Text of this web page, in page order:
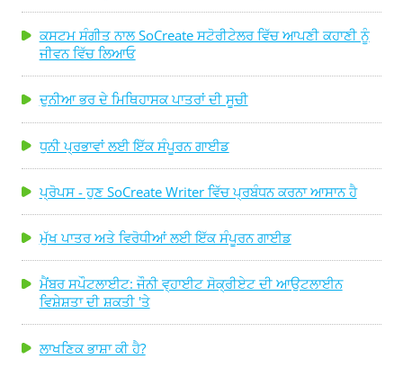
ਕਸਟਮ ਸੰਗੀਤ ਨਾਲ SoCreate ਸਟੋਰੀਟੇਲਰ ਵਿੱਚ ਆਪਣੀ ਕਹਾਣੀ ਨੂੰ
ਜੀਵਨ ਵਿੱਚ ਲਿਆਓ
ਦੁਨੀਆ ਭਰ ਦੇ ਮਿਥਿਹਾਸਕ ਪਾਤਰਾਂ ਦੀ ਸੂਚੀ
ਧੁਨੀ ਪ੍ਰਭਾਵਾਂ ਲਈ ਇੱਕ ਸੰਪੂਰਨ ਗਾਈਡ
ਪ੍ਰੋਪਸ - ਹੁਣ SoCreate Writer ਵਿੱਚ ਪ੍ਰਬੰਧਨ ਕਰਨਾ ਆਸਾਨ ਹੈ
ਮੁੱਖ ਪਾਤਰ ਅਤੇ ਵਿਰੋਧੀਆਂ ਲਈ ਇੱਕ ਸੰਪੂਰਨ ਗਾਈਡ
ਮੈਂਬਰ ਸਪੌਟਲਾਈਟ: ਜੌਨੀ ਵ੍ਹਾਈਟ ਸੋਕ੍ਰੀਏਟ ਦੀ ਆਉਟਲਾਈਨ
ਵਿਸ਼ੇਸ਼ਤਾ ਦੀ ਸ਼ਕਤੀ 'ਤੇ
ਲਾਖਣਿਕ ਭਾਸ਼ਾ ਕੀ ਹੈ?